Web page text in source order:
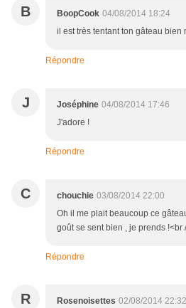
B BoopCook 04/08/2014 18:24
il est très tentant ton gâteau bien
Répondre
J Joséphine 04/08/2014 17:46
J'adore !
Répondre
C chouchie 03/08/2014 22:00
Oh il me plait beaucoup ce
goût se sent bien , je prends !<br
Répondre
R Rosenoisettes 02/08/2014 22:32